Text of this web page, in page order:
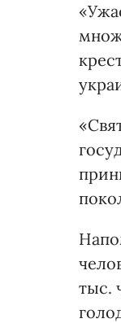
тыс.